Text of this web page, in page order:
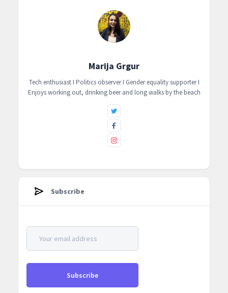
Marija Grgur
Tech enthusiast I Politics observer I Gender equality supporter I
Enjoys working out, drinking beer and long walks by the beach
Subscribe